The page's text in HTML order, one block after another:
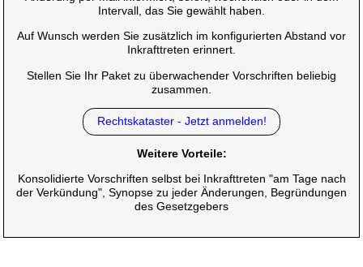
Intervall, das Sie gewählt haben.
Auf Wunsch werden Sie zusätzlich im konfigurierten Abstand vor
Inkrafttreten erinnert.
Stellen Sie Ihr Paket zu überwachender Vorschriften beliebig
zusammen.
Rechtskataster - Jetzt anmelden!
Weitere Vorteile:
Konsolidierte Vorschriften selbst bei Inkrafttreten "am Tage nach
der Verkündung", Synopse zu jeder Änderungen, Begründungen
des Gesetzgebers